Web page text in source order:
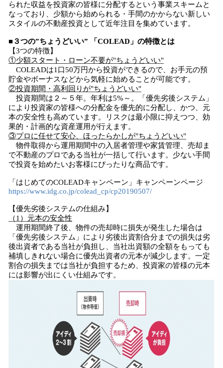
られた収益を投資家の皆様に分配するという事業スキームと
なっており、少額から始められる・手間のかからない新しい
スタイルの不動産投資として近年注目を集めています。
■３つの”ちょうどいい” 「COLEAD」の特徴とは
【3つの特徴】
①少額スタート・ローン不要が"ちょうどいい"
COLEADは1口50万円から投資ができるので、お手元の預
貯金やボーナスなどから気軽に始めることが可能です。
②投資期間・高利回りが"ちょうどいい"
投資期間は２～５年。年利は5%～。「優先劣後システム」
により投資家の皆様への分配金を優先的に分配し、かつ、元
本の安全性も高めています。リスクは最小限に抑えつつ、効
果的・計画的な資産運用が行えます。
③プロに任せて安心、ほったらかしが"ちょうどいい"
物件取得から運用期間中の入居者管理や家賃管理、売却ま
で不動産のプロである当社が一括して行います。少ない手間
で投資を始めたいお客様にぴったりな商品です。
「はじめてのCOLEADキャンペーン」キャンペーンページ
https://www.idg.co.jp/colead_cp/cp20190507/
【優先劣後システムの仕組み】
（1）元本の安全性
運用期間終了後、物件の売却時に損失が発生した場合は
「優先劣後システム」により劣後出資割合分までの損失は劣
後出資者である当社が負担し、当社出資額の全額をもっても
補填しきれない場合に優先出資者の元本が減少します。一定
割合の損失までは当社が負担するため、投資家の皆様の元本
には影響が出にくい仕組みです。